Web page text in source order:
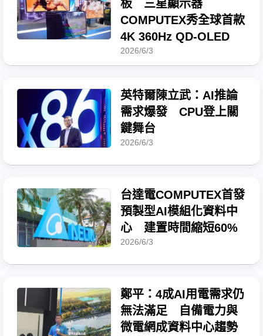
板 三星顯示器
COMPUTEX秀全球首款
4K 360Hz QD-OLED
2026/6/3
英特爾陳立武：AI推論
需求爆發 CPU登上關
鍵舞台
2026/6/3
台達電COMPUTEX首發
預製型AI模組化資料中
心 建置時間縮短60%
2026/6/3
鄭平：4成AI用電需求仍
無法滿足 自備電力與
微電網成資料中心趨勢